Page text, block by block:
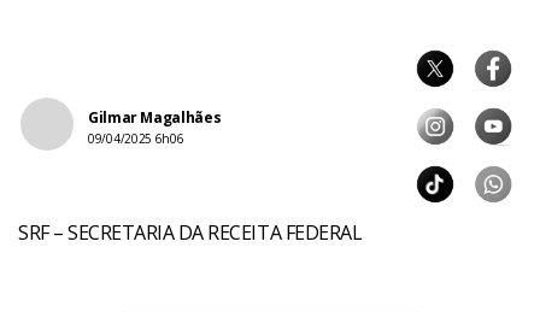
Gilmar Magalhães
09/04/2025 6h06
SRF – SECRETARIA DA RECEITA FEDERAL